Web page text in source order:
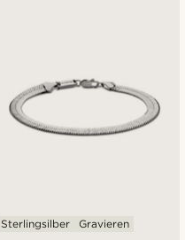
Sterlingsilber Gravieren